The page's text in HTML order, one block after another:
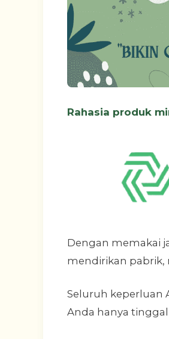
Rahasia produk
Dengan memakai
mendirikan pabrik,
Seluruh keperluan
Anda hanya